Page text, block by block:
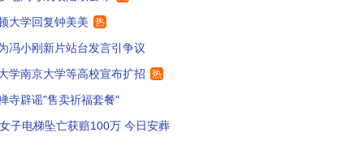
43
民是不是考虑一下基建了
都是好的，哪儿干旱往哪儿下
大学回复钟美美 热
冯小刚新片站台发言引争议
学南京大学等高校宣布扩招 热
寺辟谣"售卖祈福套餐"
子电梯坠亡获赔100万 今日安葬